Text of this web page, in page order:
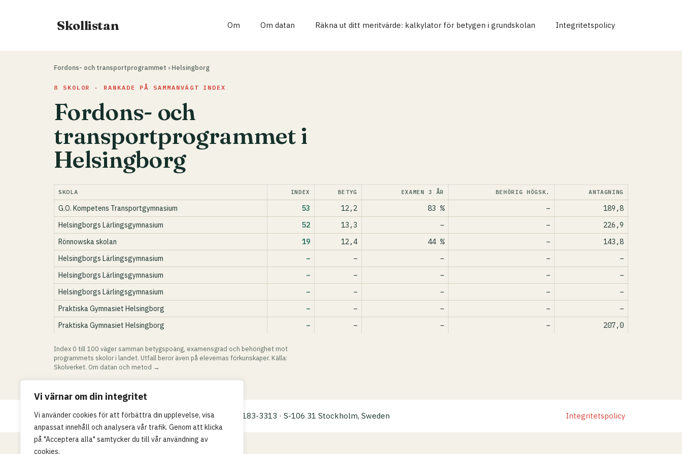
Vi värnar om din integritet
Vi använder cookies för att förbättra din upplevelse, visa
anpassat innehåll och analysera vår trafik. Genom att klicka
på "Acceptera alla" samtycker du till vår användning av
cookies.
Skollistan Om Om datan Räkna ut ditt meritvärde: kalkylator för betygen i grundskolan Integritetspolicy
Fordons- och transportprogrammet › Helsingborg
8 SKOLOR · RANKADE PÅ SAMMANVÄGT INDEX
Fordons- och
transportprogrammet i
Helsingborg
SKOLA INDEX BETYG EXAMEN 3 ÅR BEHÖRIG HÖGSK. ANTAGNING
G.O. Kompetens Transportgymnasium 53 12,2 83 % –
189,8
Helsingborgs Lärlingsgymnasium
52 13,3 – –
226,9
Rönnowska skolan
19 12,4 44 % –
143,8
Helsingborgs Lärlingsgymnasium
– – – –
–
Helsingborgs Lärlingsgymnasium
– – – –
–
Helsingborgs Lärlingsgymnasium
– – – –
–
Praktiska Gymnasiet Helsingborg
– – – –
–
Praktiska Gymnasiet Helsingborg
– – – – 207,0
Index 0 till 100 väger samman betygspoäng, examensgrad och behörighet mot
programmets skolor i landet. Utfall beror även på elevernas förkunskaper. Källa:
Skolverket. Om datan och metod →
Integritetspolicy
© 2026 Skollistan.se · Umpteenth Media · Kivra: 559183-3313 · S-106 31 Stockholm, Sweden